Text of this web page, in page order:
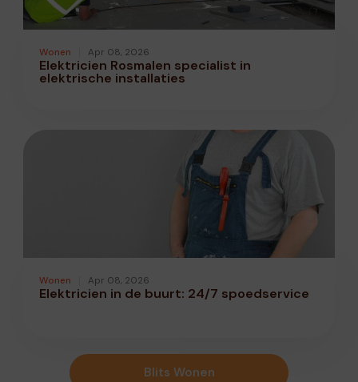
Wonen Apr 08, 2026
Elektricien Rosmalen specialist in
elektrische installaties
Wonen Apr 08, 2026
Elektricien in de buurt: 24/7 spoedservice
Blits Wonen